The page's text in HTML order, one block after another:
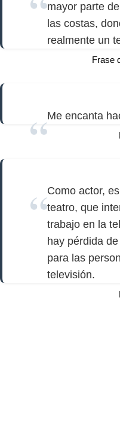
mayor parte
las costas,
realmente un
Frase
Me encanta
Como actor,
teatro, que
trabajo en la
hay pérdida
para las
televisión.